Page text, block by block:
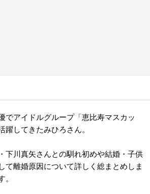
でアイドルグループ「恵比寿マスカッ
躍してきたみひろさん。
下川真矢さんとの馴れ初めや結婚・子供
て離婚原因について詳しく総まとめしま
。